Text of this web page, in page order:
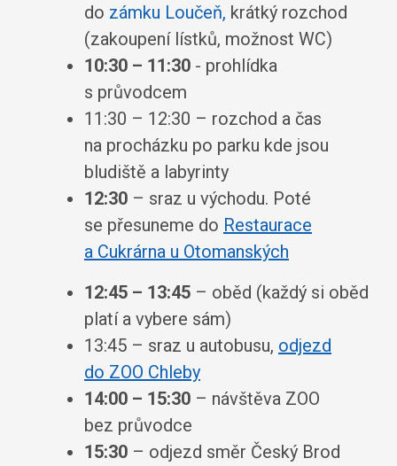
do zámku Loučeň, krátký rozchod
(zakoupení lístků, možnost WC)
10:30 – 11:30 - prohlídka
s průvodcem
11:30 – 12:30 – rozchod a čas
na procházku po parku kde jsou
bludiště a labyrinty
12:30 – sraz u východu. Poté
se přesuneme do Restaurace
a Cukrárna u Otomanských
12:45 – 13:45 – oběd (každý si oběd
platí a vybere sám)
13:45 – sraz u autobusu, odjezd
do ZOO Chleby
14:00 – 15:30 – návštěva ZOO
bez průvodce
15:30 – odjezd směr Český Brod